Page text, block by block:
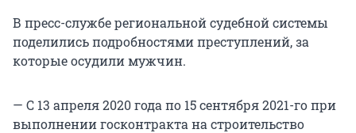
В пресс-службе региональной судебной системы
поделились подробностями преступлений, за
которые осудили мужчин.
— С 13 апреля 2020 года по 15 сентября 2021-го при
выполнении госконтракта на строительство